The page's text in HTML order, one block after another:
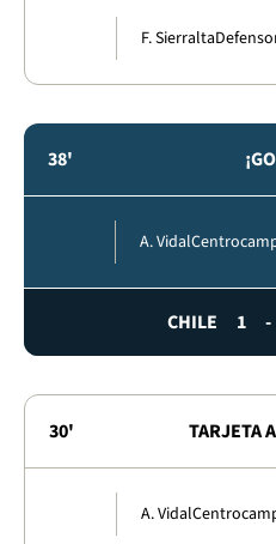
F. Sierralta
38'
A. Vidal
CHILE 1 -
30' TARJETA
A. Vidal